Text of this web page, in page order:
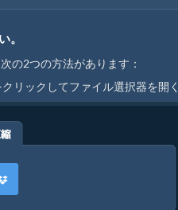
。
の2つの方法があります：
リックしてファイル選択器を開く